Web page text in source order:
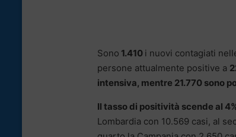
Sono 1.410 i nuovi contagiati
persone attualmente positive a
intensiva, mentre 21.770 sono
Il tasso di positività scende al
Lombardia con 10.569 casi, al